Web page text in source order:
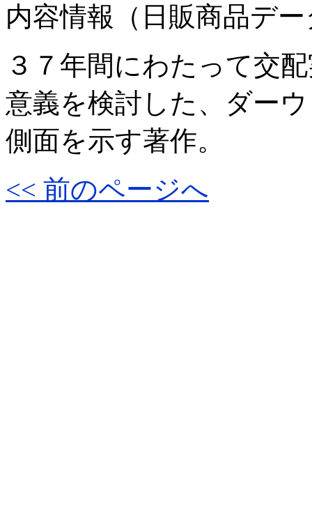
内容情報（日販商品デ
３７年間にわたって交
意義を検討した、ダー
側面を示す著作。
<< 前のページへ